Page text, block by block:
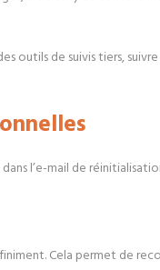
de suivis tiers,
l’e-mail de
Cela permet de